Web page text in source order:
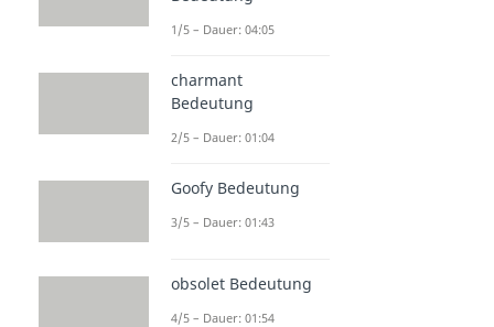
1/5 – Dauer: 04:05
charmant
Bedeutung
2/5 – Dauer: 01:04
Goofy Bedeutung
3/5 – Dauer: 01:43
obsolet Bedeutung
4/5 – Dauer: 01:54